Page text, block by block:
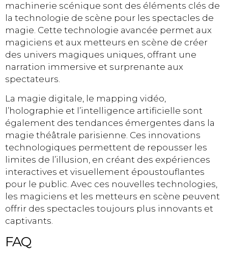
machinerie scénique sont des éléments clés de
la technologie de scène pour les spectacles de
magie. Cette technologie avancée permet aux
magiciens et aux metteurs en scène de créer
des univers magiques uniques, offrant une
narration immersive et surprenante aux
spectateurs.
La magie digitale, le mapping vidéo,
l’holographie et l’intelligence artificielle sont
également des tendances émergentes dans la
magie théâtrale parisienne. Ces innovations
technologiques permettent de repousser les
limites de l’illusion, en créant des expériences
interactives et visuellement époustouflantes
pour le public. Avec ces nouvelles technologies,
les magiciens et les metteurs en scène peuvent
offrir des spectacles toujours plus innovants et
captivants.
FAQ